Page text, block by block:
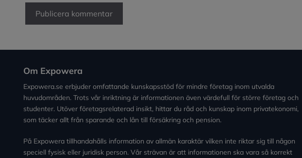
Om Expowera
Expowera.se erbjuder omfattande kunskapsstöd för mindre företag inom utvalda
huvudområden. Trots vår inriktning är informationen även värdefull för större företag och
studenter. Utöver företagsrelaterad insikt, hittar du råd och kunskap inom privatekonomi,
som täcker allt från sparande och lån till försäkring och pension.
På Expowera tillhandahålls information av allmän karaktär vilken inte riktar sig till någon
speciell fysisk eller juridisk person. Vår strävan är att informationen ska vara så korrekt